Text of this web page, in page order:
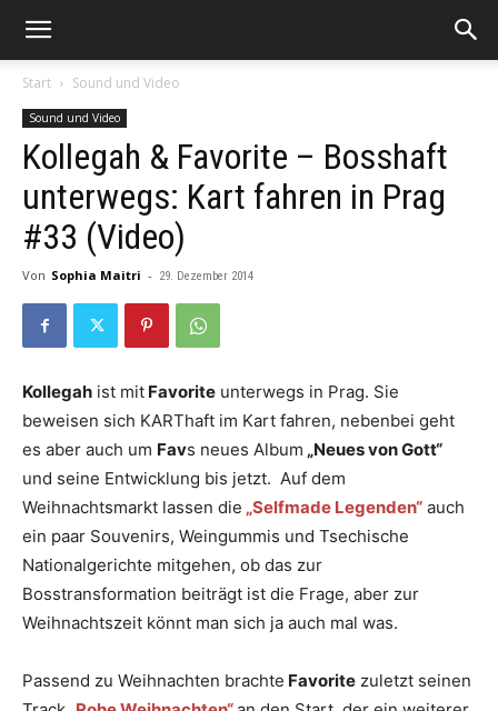
Start Sound und Video
Sound und Video
Kollegah & Favorite – Bosshaft
unterwegs: Kart fahren in Prag
#33 (Video)
Von Sophia Maitri - 29. Dezember 2014
Kollegah ist mit Favorite unterwegs in Prag. Sie
beweisen sich KARThaft im Kart fahren, nebenbei geht
es aber auch um Favs neues Album „Neues von Gott“
und seine Entwicklung bis jetzt. Auf dem
Weihnachtsmarkt lassen die „Selfmade Legenden“ auch
ein paar Souvenirs, Weingummis und Tsechische
Nationalgerichte mitgehen, ob das zur
Bosstransformation beiträgt ist die Frage, aber zur
Weihnachtszeit könnt man sich ja auch mal was.
Passend zu Weihnachten brachte Favorite zuletzt seinen